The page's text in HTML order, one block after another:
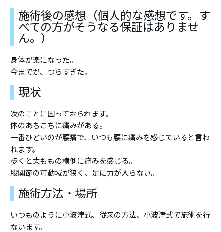
施術後の感想（個人的な感想です。す
べての方がそうなる保証はありませ
ん。）
身体が楽になった。
今までが、つらすぎた。
現状
次のことに困っておられます。
体のあちこちに痛みがある。
一番ひどいのが腰痛で、いつも腰に痛みを感じていると言わ
れます。
歩くと太ももの横側に痛みを感じる。
股関節の可動域が狭く、足に力が入らない。
施術方法・場所
いつものように小波津式、従来の方法、小波津式で施術を行
ないます。